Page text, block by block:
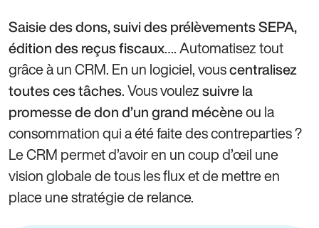
Saisie des dons, suivi des prélèvements SEPA,
édition des reçus fiscaux…. Automatisez tout
grâce à un CRM. En un logiciel, vouscentralisez
toutes ces tâches. Vous voulez suivre la
promesse de don d’un grand mécèneou la
consommation qui a été faite des contreparties ?
Le CRM permet d’avoir en un coup d’œil une
vision globale de tous les flux et de mettre en
place une stratégie de relance.